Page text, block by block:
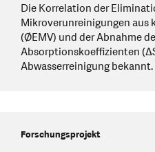
Die Korrelation der
Mikroverunreinigungen aus
(ØEMV) und der Abnahme
Absorptionskoeffizienten
Abwasserreinigung bekannt.
Forschungsprojekt